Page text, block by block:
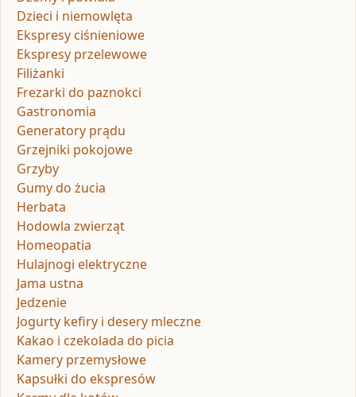
Dzieci i niemowlęta
Ekspresy ciśnieniowe
Ekspresy przelewowe
Filiżanki
Frezarki do paznokci
Gastronomia
Generatory prądu
Grzejniki pokojowe
Grzyby
Gumy do żucia
Herbata
Hodowla zwierząt
Homeopatia
Hulajnogi elektryczne
Jama ustna
Jedzenie
Jogurty kefiry i desery mleczne
Kakao i czekolada do picia
Kamery przemysłowe
Kapsułki do ekspresów